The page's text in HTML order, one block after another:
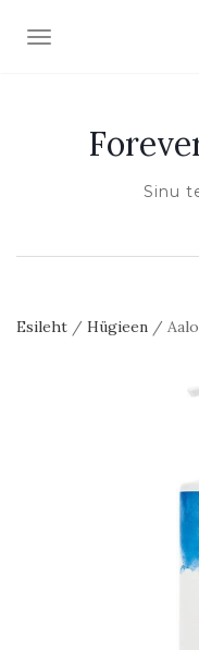
TOGGLE
Sinu
Esileht / Hügieen /